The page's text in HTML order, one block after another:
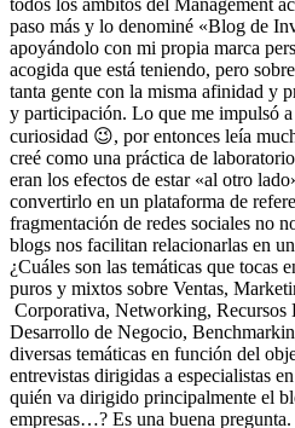
paso más y lo denominé «Blog de
apoyándolo con mi propia marca
acogida que está teniendo, pero
tanta gente con la misma afinidad y
y participación. Lo que me impulsó
curiosidad 😉, por entonces leía
creé como una práctica de
eran los efectos de estar «al otro
convertirlo en un plataforma de
fragmentación de redes sociales no
blogs nos facilitan relacionarlas en
¿Cuáles son las temáticas que tocas
puros y mixtos sobre Ventas,
Corporativa, Networking, Recursos
Desarrollo de Negocio,
diversas temáticas en función del
entrevistas dirigidas a especialistas
quién va dirigido principalmente el
empresas…? Es una buena